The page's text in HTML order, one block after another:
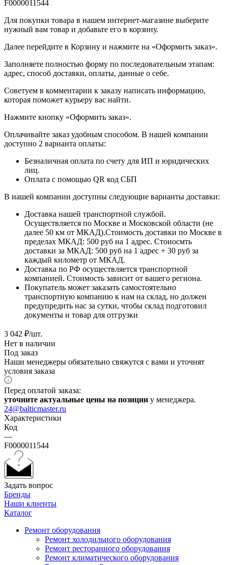
F0000011544
Для покупки товара в нашем интернет-магазине выберите
нужный вам товар и добавьте его в корзину.
Далее перейдите в Корзину и нажмите на «Оформить заказ».
​​​​​​​Заполняете полностью форму по последовательным этапам:
адрес, способ доставки, оплаты, данные о себе.
​​​​​​​Советуем в комментарии к заказу написать информацию,
которая поможет курьеру вас найти.
​​​​​​​Нажмите кнопку «Оформить заказ».
Оплачивайте заказ удобным способом. В нашей компании
доступно 2 варианта оплаты:
Безналичная оплата по счету для ИП и юридических
лиц.
Оплата с помощью QR код СБП
В нашей компании доступны следующие варианты доставки:
Доставка нашей транспортной службой.
Осуществляется по Москве и Московской области (не
далее 50 км от МКАД).Стоимость доставки по Москве в
пределах МКАД: 500 руб на 1 адрес. Стоиосмть
доставки за МКАД: 500 руб на 1 адрес + 30 руб за
каждый километр от МКАД.
Доставка по РФ осуществляется транспортной
компанией. Стоимость зависит от вашего региона.
Покупатель может заказать самостоятельно
транспортную компанию к нам на склад, но должен
предупредить нас за сутки, чтобы склад подготовил
документы и товар для отгрузки
3 042 ₽/шт.
Нет в наличии
Под заказ
Наши менеджеры обязательно свяжутся с вами и уточнят
условия заказа
Перед оплатой заказа:
уточните актуальные цены на позиции у менеджера.
24@balticmaster.ru
Характеристики
Код
—
F0000011544
Задать вопрос
Бренды
Наши клиенты
Каталог
Ремонт оборудования
Ремонт холодильного оборудования
Ремонт ресторанного оборудования
Ремонт климатического оборудования